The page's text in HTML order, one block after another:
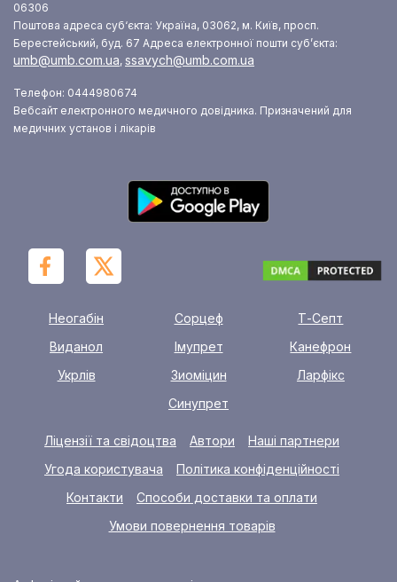
06306
Поштова адреса суб‘єкта: Україна, 03062, м. Київ, просп.
Берестейський, буд. 67 Адреса електронної пошти суб’єкта:
umb@umb.com.ua, ssavych@umb.com.ua
Телефон: 0444980674
Вебсайт електронного медичного довідника. Призначений для
медичних установ і лікарів
Неогабін Сорцеф
Т-Септ
Виданол
Імупрет
Канефрон
Укрлів
Зиоміцин
Ларфікс
Синупрет
Ліцензії та свідоцтва Автори
Наші партнери
Угода користувача
Політика конфіденційності
Контакти
Способи доставки та оплати
Умови повернення товарів